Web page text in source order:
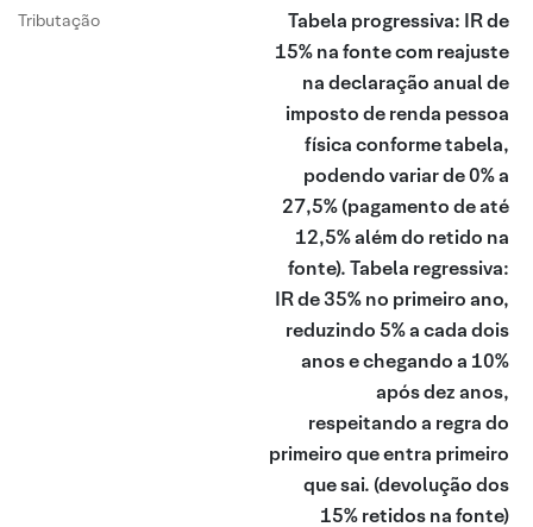
Tributação
Tabela progressiva: IR de
15% na fonte com reajuste
na declaração anual de
imposto de renda pessoa
física conforme tabela,
podendo variar de 0% a
27,5% (pagamento de até
12,5% além do retido na
fonte). Tabela regressiva:
IR de 35% no primeiro ano,
reduzindo 5% a cada dois
anos e chegando a 10%
após dez anos,
respeitando a regra do
primeiro que entra primeiro
que sai. (devolução dos
15% retidos na fonte)